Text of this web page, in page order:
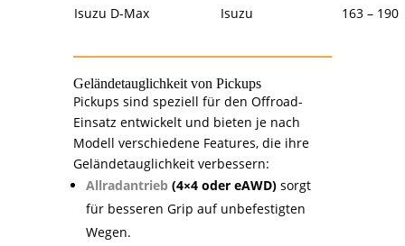
Isuzu D-Max Isuzu 163 – 190
Geländetauglichkeit von Pickups
Pickups sind speziell für den Offroad-
Einsatz entwickelt und bieten je nach
Modell verschiedene Features, die ihre
Geländetauglichkeit verbessern:
Allradantrieb (4×4 oder eAWD)sorgt
für besseren Grip auf unbefestigten
Wegen.